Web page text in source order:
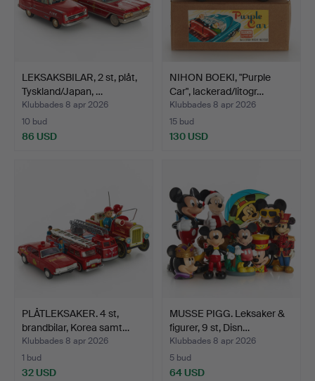
LEKSAKSBILAR, 2 st, plåt,
Tyskland/Japan, …
Klubbades 8 apr 2026
10 bud
86 USD
NIHON BOEKI, "Purple
Car", lackerad/litogr…
Klubbades 8 apr 2026
15 bud
130 USD
PLÅTLEKSAKER. 4 st,
brandbilar, Korea samt…
Klubbades 8 apr 2026
1 bud
32 USD
MUSSE PIGG. Leksaker &
figurer, 9 st, Disn…
Klubbades 8 apr 2026
5 bud
64 USD